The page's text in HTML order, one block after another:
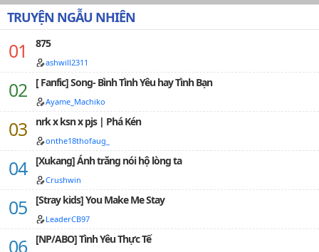
TRUYỆN NGẪU NHIÊN
875
ashwill2311
[ Fanfic] Song- Bình Tình Yêu hay Tình Bạn
Ayame_Machiko
nrk x ksn x pjs | Phá Kén
onthe18thofaug_
[Xukang] Ánh trăng nói hộ lòng ta
Crushwin
[Stray kids] You Make Me Stay
LeaderCB97
[NP/ABO] Tình Yêu Thực Tế